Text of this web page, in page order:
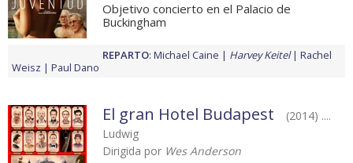
Objetivo concierto en el Palacio de
Buckingham
REPARTO: Michael Caine Harvey Keitel
Rachel
Weisz
Paul Dano
El gran Hotel Budapest
(2014) ....
Ludwig
Dirigida por Wes Anderson